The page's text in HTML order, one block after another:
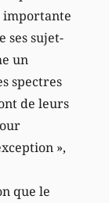
importante
ses sujet-
un
spectres
de leurs
»,
que le